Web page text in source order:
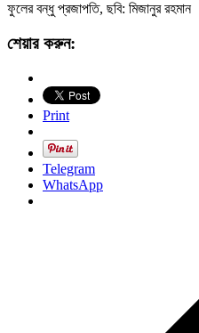
ফুলের বন্ধু প্রজাপতি, ছবি: মিজানুর রহমান
শেয়ার করুন:
Print
Telegram
WhatsApp